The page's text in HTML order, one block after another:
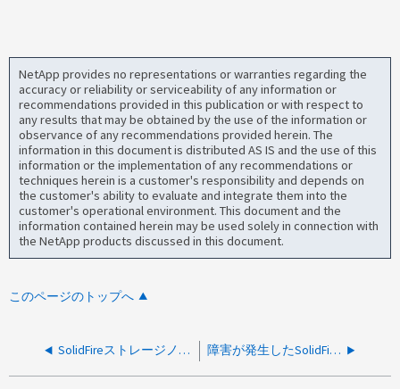
NetApp provides no representations or warranties regarding the
accuracy or reliability or serviceability of any information or
recommendations provided in this publication or with respect to
any results that may be obtained by the use of the information or
observance of any recommendations provided herein. The
information in this document is distributed AS IS and the use of this
information or the implementation of any recommendations or
techniques herein is a customer's responsibility and depends on
the customer's ability to evaluate and integrate them into the
customer's operational environment. This document and the
information contained herein may be used solely in connection with
the NetApp products discussed in this document.
このページのトップへ
SolidFireストレージノードまたはHCIストレージノードの交換方法 障害が発生したSolidFire電源装置の交換方法